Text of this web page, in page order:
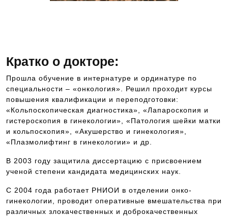
Кратко о докторе:
Прошла обучение в интернатуре и ординатуре по
специальности – «онкология». Решил проходит курсы
повышения квалификации и переподготовки:
«Кольпоскопическая диагностика», «Лапароскопия и
гистероскопия в гинекологии», «Патология шейки матки
и кольпоскопия», «Акушерство и гинекология»,
«Плазмолифтинг в гинекологии» и др.
В 2003 году защитила диссертацию с присвоением
ученой степени кандидата медицинских наук.
С 2004 года работает РНИОИ в отделении онко-
гинекологии, проводит оперативные вмешательства при
различных злокачественных и доброкачественных